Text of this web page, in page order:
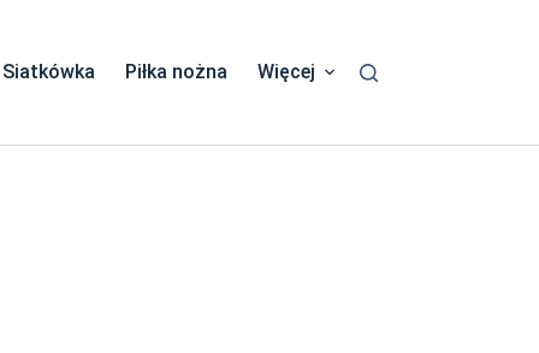
Siatkówka Piłka nożna Więcej